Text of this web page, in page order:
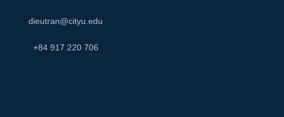
dieutran@cityu.edu
+84 917 220 706